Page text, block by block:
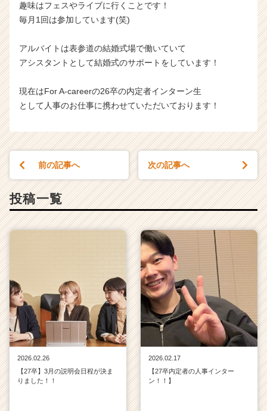
趣味はフェスやライブに行くことです！
毎月1回は参加しています(笑)
アルバイトは表参道の結婚式場で働いていて
アシスタントとして結婚式のサポートをしています！
現在はFor A-careerの26卒の内定者インターン生
として人事のお仕事に携わせていただいております！
前の記事へ 次の記事へ
投稿一覧
2026.02.26
【27卒】3月の説明会日程が決ま
りました！！
2026.02.17
【27卒内定者の人事インター
ン！！】